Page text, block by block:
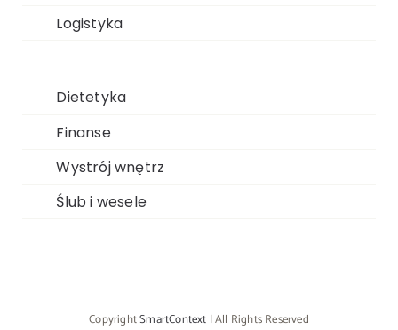
Logistyka
Dietetyka
Finanse
Wystrój wnętrz
Ślub i wesele
CopyrightSmartContext | All Rights Reserved